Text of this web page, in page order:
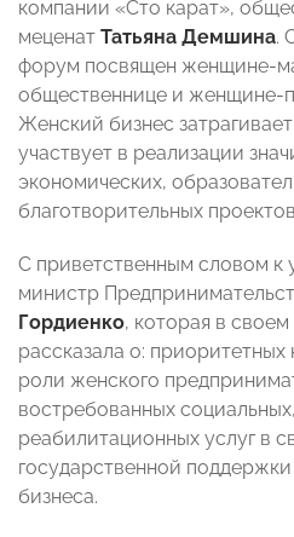
компании «Сто карат»,
меценат Татьяна Демшина.
форум посвящен женщине-
общественнице и женщине-
Женский бизнес
участвует в реализации
экономических,
благотворительных
С приветственным словом к
министр
Гордиенко, которая в
рассказала о: приоритетных
роли женского
востребованных
реабилитационных услуг в
государственной
бизнеса.